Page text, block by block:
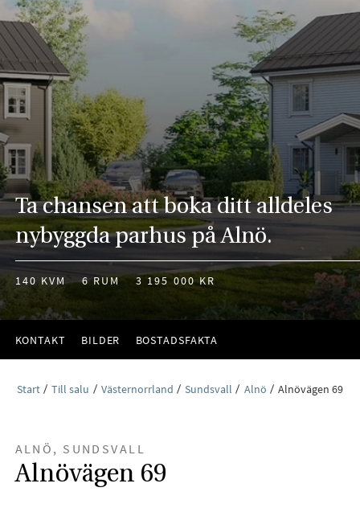
Ta chansen att boka ditt alldeles
nybyggda parhus på Alnö.
140 KVM 6 RUM 3 195 000 KR
KONTAKT BILDER BOSTADSFAKTA
Start Till salu Västernorrland Sundsvall Alnö Alnövägen 69
ALNÖ, SUNDSVALL
Alnövägen 69